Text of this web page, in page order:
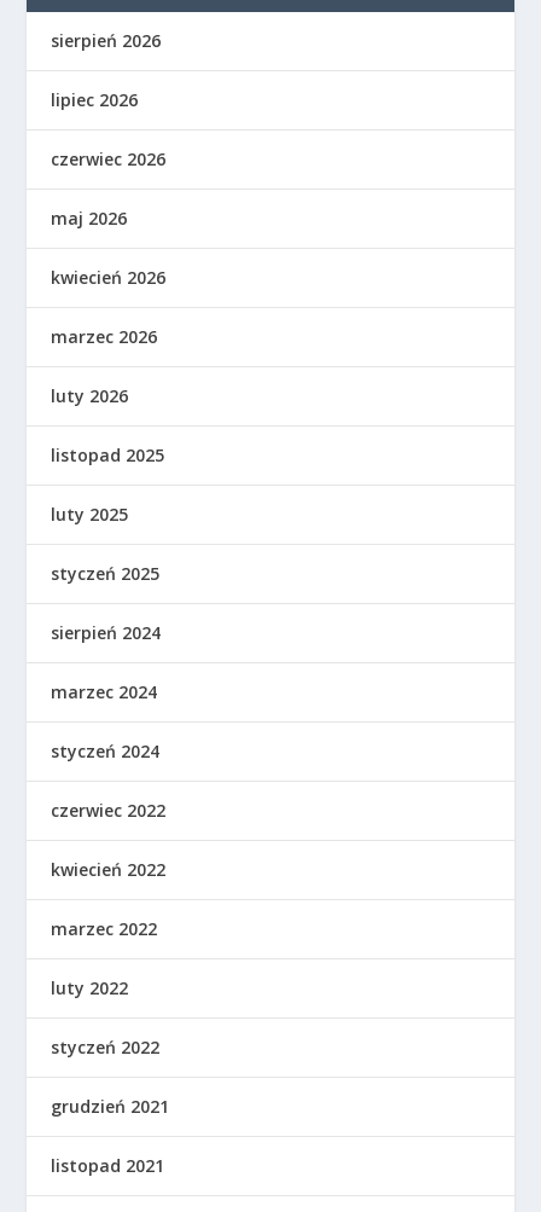
sierpień 2026
lipiec 2026
czerwiec 2026
maj 2026
kwiecień 2026
marzec 2026
luty 2026
listopad 2025
luty 2025
styczeń 2025
sierpień 2024
marzec 2024
styczeń 2024
czerwiec 2022
kwiecień 2022
marzec 2022
luty 2022
styczeń 2022
grudzień 2021
listopad 2021